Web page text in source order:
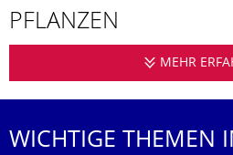
PFLANZEN
MEHR
WICHTIGE THEMEN